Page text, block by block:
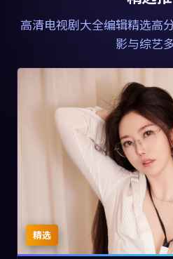
高清电视剧大全编辑精选高
影与综艺
精选